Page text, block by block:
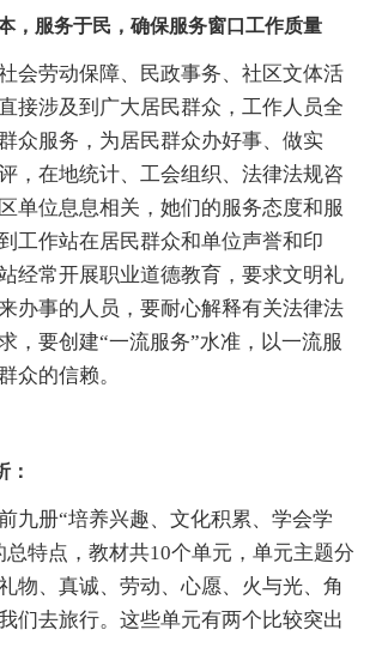
，服务于民，确保服务窗口工作质量
劳动保障、民政事务、社区文体活
接涉及到广大居民群众，工作人员全
众服务，为居民群众办好事、做实
，在地统计、工会组织、法律法规咨
单位息息相关，她们的服务态度和服
工作站在居民群众和单位声誉和印
经常开展职业道德教育，要求文明礼
办事的人员，要耐心解释有关法律法
，要创建“一流服务”水准，以一流服
众的信赖。
：
册“培养兴趣、文化积累、学会学
总特点，教材共10个单元，单元主题分
物、真诚、劳动、心愿、火与光、角
们去旅行。这些单元有两个比较突出